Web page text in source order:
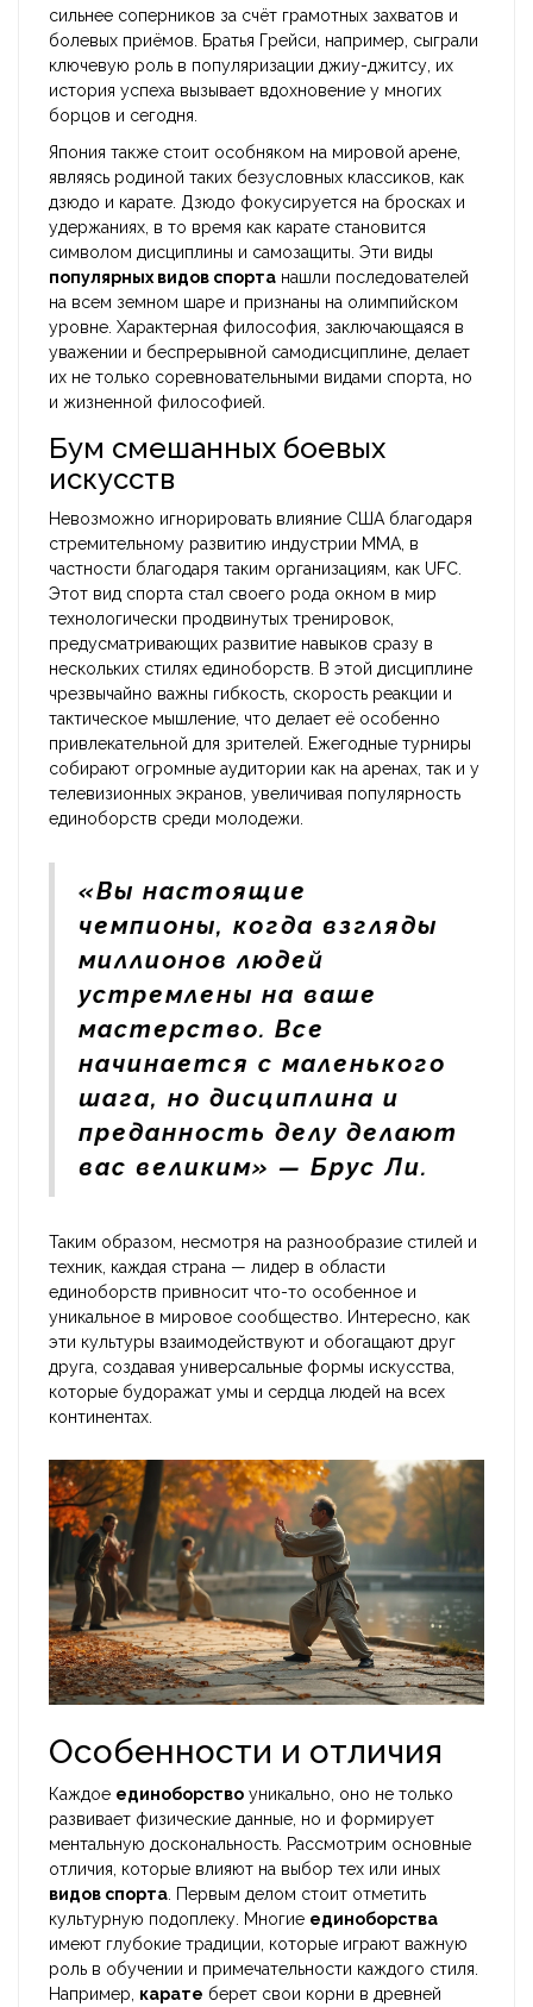
сильнее соперников за счёт грамотных захватов и
болевых приёмов. Братья Грейси, например, сыграли
ключевую роль в популяризации джиу-джитсу, их
история успеха вызывает вдохновение у многих
борцов и сегодня.
Япония также стоит особняком на мировой арене,
являясь родиной таких безусловных классиков, как
дзюдо и карате. Дзюдо фокусируется на бросках и
удержаниях, в то время как карате становится
символом дисциплины и самозащиты. Эти виды
популярных видов спорта нашли последователей
на всем земном шаре и признаны на олимпийском
уровне. Характерная философия, заключающаяся в
уважении и беспрерывной самодисциплине, делает
их не только соревновательными видами спорта, но
и жизненной философией.
Бум смешанных боевых
искусств
Невозможно игнорировать влияние США благодаря
стремительному развитию индустрии MMA, в
частности благодаря таким организациям, как UFC.
Этот вид спорта стал своего рода окном в мир
технологически продвинутых тренировок,
предусматривающих развитие навыков сразу в
нескольких стилях единоборств. В этой дисциплине
чрезвычайно важны гибкость, скорость реакции и
тактическое мышление, что делает её особенно
привлекательной для зрителей. Ежегодные турниры
собирают огромные аудитории как на аренах, так и у
телевизионных экранов, увеличивая популярность
единоборств среди молодежи.
«Вы настоящие
чемпионы, когда взгляды
миллионов людей
устремлены на ваше
мастерство. Все
начинается с маленького
шага, но дисциплина и
преданность делу делают
вас великим» — Брус Ли.
Таким образом, несмотря на разнообразие стилей и
техник, каждая страна — лидер в области
единоборств привносит что-то особенное и
уникальное в мировое сообщество. Интересно, как
эти культуры взаимодействуют и обогащают друг
друга, создавая универсальные формы искусства,
которые будоражат умы и сердца людей на всех
континентах.
Особенности и отличия
Каждое единоборство уникально, оно не только
развивает физические данные, но и формирует
ментальную доскональность. Рассмотрим основные
отличия, которые влияют на выбор тех или иных
видов спорта . Первым делом стоит отметить
культурную подоплеку. Многие единоборства
имеют глубокие традиции, которые играют важную
роль в обучении и примечательности каждого стиля.
Например, карате берет свои корни в древней